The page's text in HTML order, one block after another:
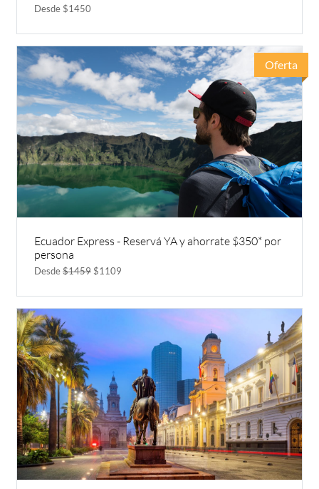
Desde $1450
Oferta
Ecuador Express - Reservá YA y ahorrate $350* por
persona
Desde$1459 $1109